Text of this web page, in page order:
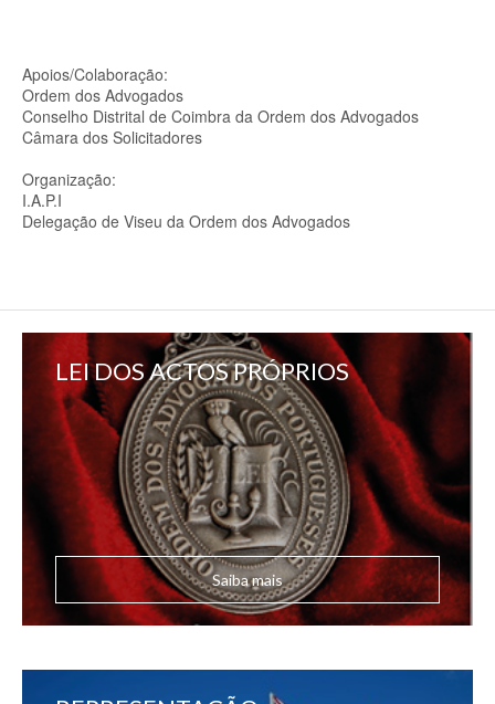
Apoios/Colaboração:
Ordem dos Advogados
Conselho Distrital de Coimbra da Ordem dos Advogados
Câmara dos Solicitadores
Organização:
I.A.P.I
Delegação de Viseu da Ordem dos Advogados
LEI DOS ACTOS PRÓPRIOS
Saiba mais